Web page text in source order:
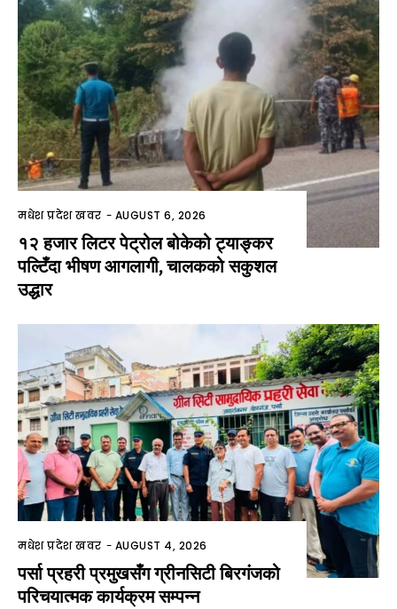
मधेश प्रदेश खवर - AUGUST 6, 2026
१२ हजार लिटर पेट्रोल बोकेको ट्याङ्कर
पल्टिँदा भीषण आगलागी, चालकको सकुशल
उद्धार
मधेश प्रदेश खवर - AUGUST 4, 2026
पर्सा प्रहरी प्रमुखसँग ग्रीनसिटी बिरगंजको
परिचयात्मक कार्यक्रम सम्पन्न